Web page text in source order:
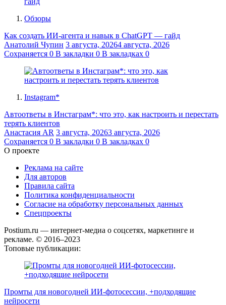
Обзоры
Как создать ИИ-агента и навык в ChatGPT — гайд
Анатолий Чупин 3 августа, 20264 августа, 2026
Сохраняется 0 В закладки 0 В закладках 0
Instagram*
Автоответы в Инстаграм*: что это, как настроить и перестать
терять клиентов
Анастасия AR 3 августа, 20263 августа, 2026
Сохраняется 0 В закладки 0 В закладках 0
О проекте
Реклама на сайте
Для авторов
Правила сайта
Политика конфиденциальности
Согласие на обработку персональных данных
Спецпроекты
Postium.ru — интернет-медиа о соцсетях, маркетинге и
рекламе. © 2016–2023
Топовые публикации:
Промты для новогодней ИИ-фотосессии, +подходящие
нейросети